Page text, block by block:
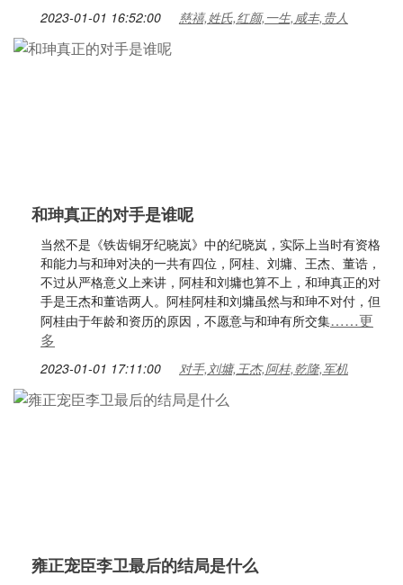
2023-01-01 16:52:00 慈禧,姓氏,红颜,一生,咸丰,贵人
和珅真正的对手是谁呢
当然不是《铁齿铜牙纪晓岚》中的纪晓岚，实际上当时有资格
和能力与和珅对决的一共有四位，阿桂、刘墉、王杰、董诰，
不过从严格意义上来讲，阿桂和刘墉也算不上，和珅真正的对
手是王杰和董诰两人。阿桂阿桂和刘墉虽然与和珅不对付，但
阿桂由于年龄和资历的原因，不愿意与和珅有所交集……更
多
2023-01-01 17:11:00 对手,刘墉,王杰,阿桂,乾隆,军机
雍正宠臣李卫最后的结局是什么